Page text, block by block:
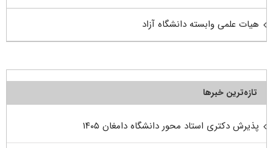
هیات علمی وابسته دانشگاه آزاد
تازه‌ترین خبرها
پذیرش دکتری استاد محور دانشگاه دامغان ۱۴۰۵